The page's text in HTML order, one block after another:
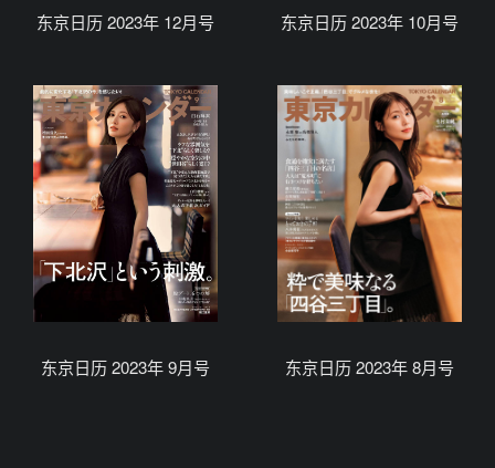
东京日历 2023年 12月号 东京日历 2023年 10月号
东京日历 2023年 9月号 东京日历 2023年 8月号